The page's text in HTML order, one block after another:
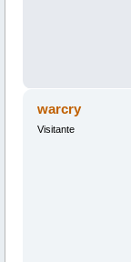
warcry
Visitante